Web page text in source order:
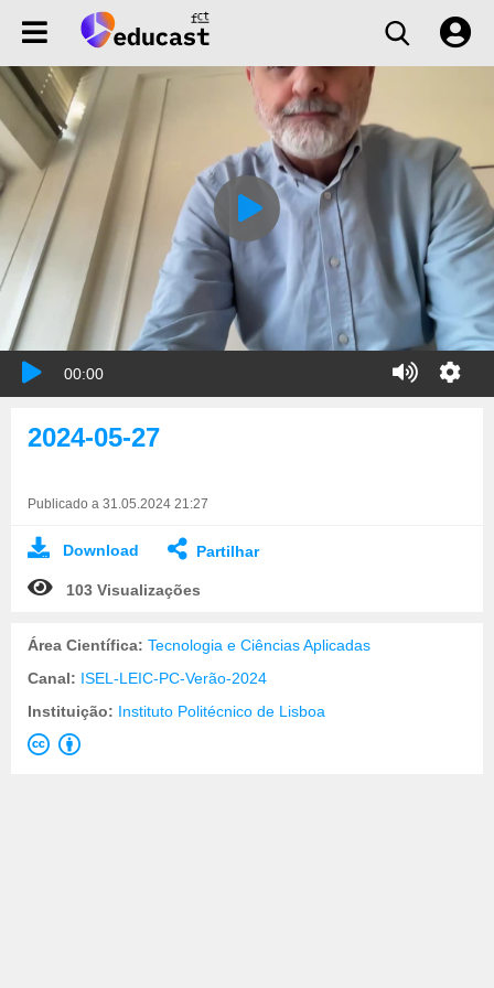
00:00
2024-05-27
Publicado a 31.05.2024 21:27
Download Partilhar
103 Visualizações
Área Científica: Tecnologia e Ciências Aplicadas
Canal: ISEL-LEIC-PC-Verão-2024
Instituição: Instituto Politécnico de Lisboa